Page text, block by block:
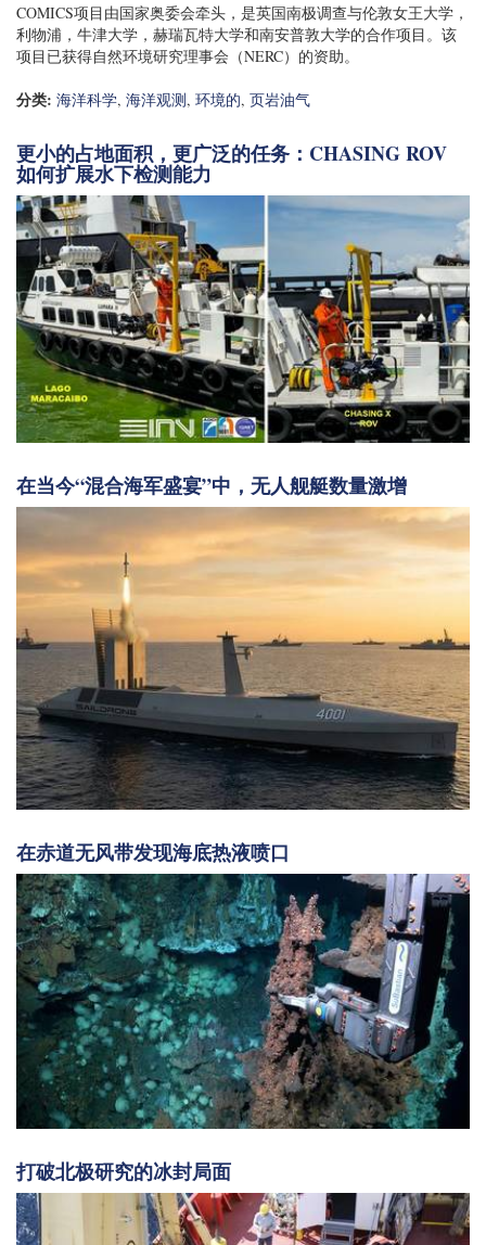
COMICS项目由国家奥委会牵头，是英国南极调查与伦敦女王大学，
利物浦，牛津大学，赫瑞瓦特大学和南安普敦大学的合作项目。该
项目已获得自然环境研究理事会（NERC）的资助。
分类: 海洋科学, 海洋观测, 环境的, 页岩油气
更小的占地面积，更广泛的任务：CHASING ROV
如何扩展水下检测能力
在当今“混合海军盛宴”中，无人舰艇数量激增
在赤道无风带发现海底热液喷口
打破北极研究的冰封局面